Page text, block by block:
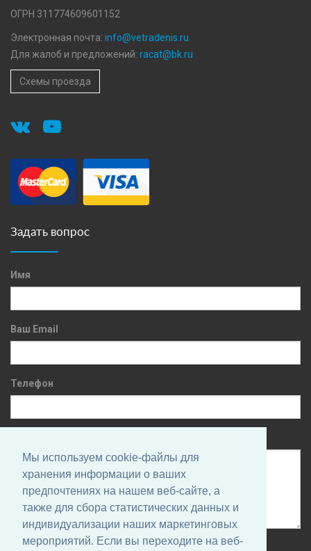
Мы используем cookie-файлы для
хранения информации о ваших
предпочтениях на нашем веб-сайте, а
также для сбора статистических данных и
индивидуализации наших маркетинговых
мероприятий. Если вы переходите на веб-
ОГРН 311774609601152
Электронная почта: info@vetradenis.ru
Для жалоб и предложений: racat@bk.ru
Схемы проезда
Задать вопрос
Имя
Ваш Email
Телефон
Нажимая на кнопку, вы даете согласие на обработку своих